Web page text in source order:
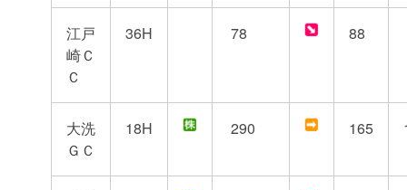
江戸
崎Ｃ
Ｃ
36H 78 88
大洗
ＧＣ
18H 290 165